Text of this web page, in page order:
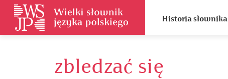
Historia słownika
zbledzać się